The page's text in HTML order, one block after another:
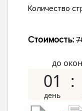
Количество
Стоимость:
до
01